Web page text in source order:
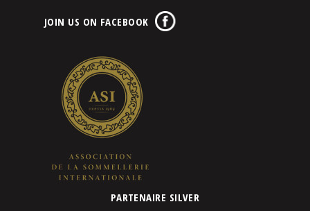
JOIN US ON FACEBOOK
PARTENAIRE SILVER